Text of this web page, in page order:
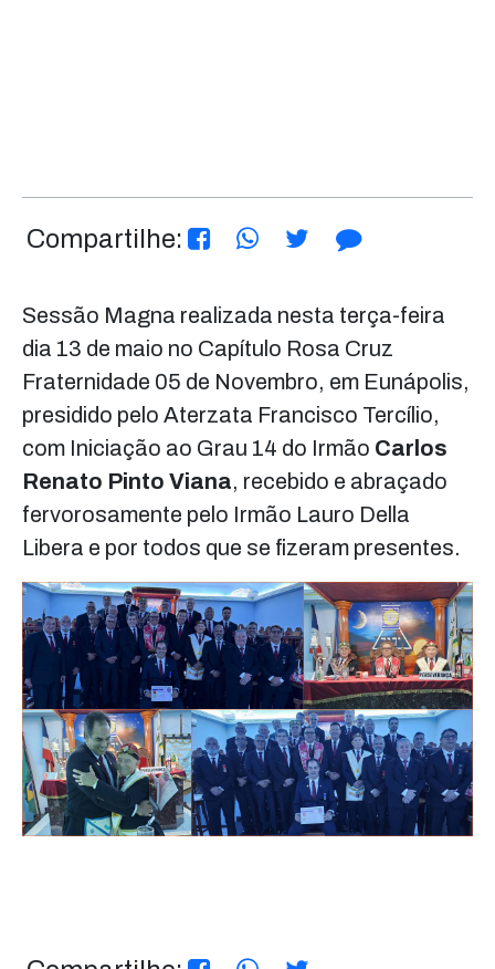
Compartilhe:
Sessão Magna realizada nesta terça-feira
dia 13 de maio no Capítulo Rosa Cruz
Fraternidade 05 de Novembro, em Eunápolis,
presidido pelo Aterzata Francisco Tercílio,
com Iniciação ao Grau 14 do Irmão Carlos
Renato Pinto Viana, recebido e abraçado
fervorosamente pelo Irmão Lauro Della
Libera e por todos que se fizeram presentes.